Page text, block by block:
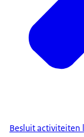
Besluit activiteiten